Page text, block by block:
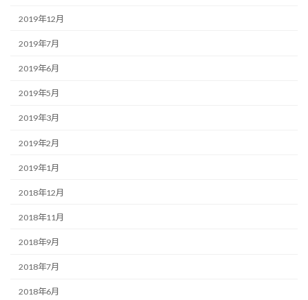
2019年12月
2019年7月
2019年6月
2019年5月
2019年3月
2019年2月
2019年1月
2018年12月
2018年11月
2018年9月
2018年7月
2018年6月